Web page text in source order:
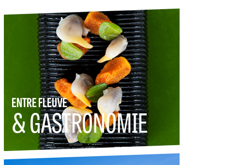
ENTRE FLEUVE
& GASTRONOMIE